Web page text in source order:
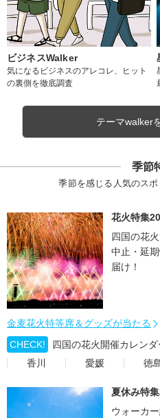
ビジネスWalker
気になるビジネスのアレコレ、ヒット
の裏側を徹底調査
テーマwalker
季節
季節を感じる人気のス
花火特集
四国の花
中止・延
届け！
金麦花火特等席＆グッズが当たる
CHECK!
四国の花火開催カレンダ
香川
愛媛 徳
夏休み特集
ウォーカ